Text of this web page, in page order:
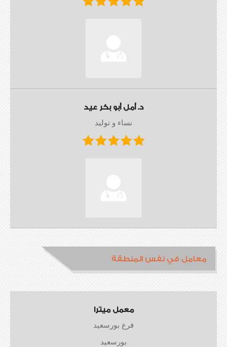
د. أمل أبو بكر عيد
نساء و توليد
معامل في نفس المنطقة
معمل ميترا
فرع بورسعيد
بورسعيد